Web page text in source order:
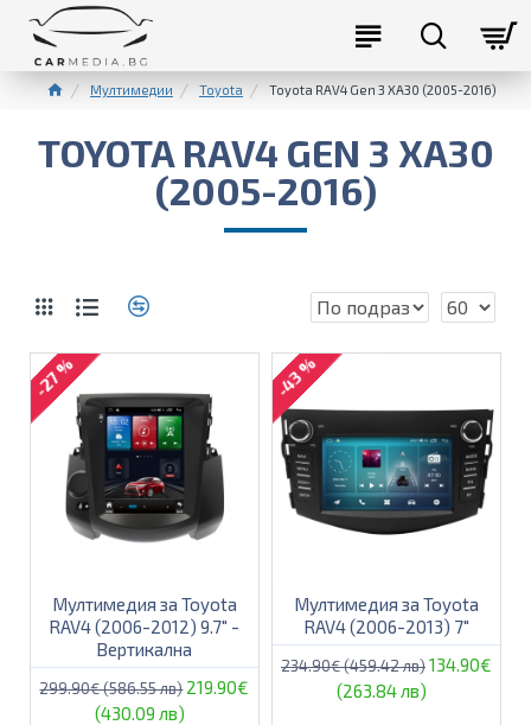
Мултимедии Toyota Toyota RAV4 Gen 3 XA30 (2005-2016)
TOYOTA RAV4 GEN 3 XA30
(2005-2016)
-27 %
Мултимедия за Toyota
RAV4 (2006-2012) 9.7" -
Вертикална
299.90€ (586.55 лв) 219.90€
(430.09 лв)
-43 %
Мултимедия за Toyota
RAV4 (2006-2013) 7"
234.90€ (459.42 лв)134.90€
(263.84 лв)